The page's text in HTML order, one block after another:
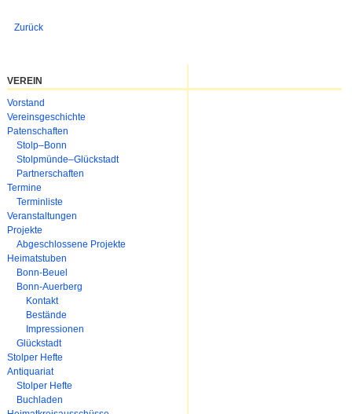
Zurück
VEREIN
Navigation
überspringen
Vorstand
Vereinsgeschichte
Patenschaften
Stolp–Bonn
Stolpmünde–Glückstadt
Partnerschaften
Termine
Terminliste
Veranstaltungen
Projekte
Abgeschlossene Projekte
Heimatstuben
Bonn-Beuel
Bonn-Auerberg
Kontakt
Bestände
Impressionen
Glückstadt
Stolper Hefte
Antiquariat
Stolper Hefte
Buchladen